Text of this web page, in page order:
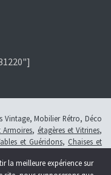
Vintage, Mobilier Rétro, Déco
Armoires, étagères et Vitrines,
et Guéridons, Chaises et
la meilleure expérience sur